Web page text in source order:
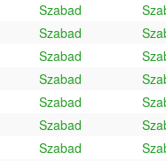
Szabad
Szabad
Szabad
Szabad
Szabad
Szabad
Szabad